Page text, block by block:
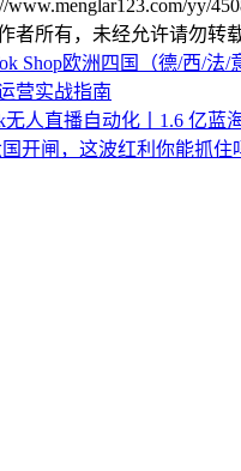
www.menglar123.com/yy/
者所有，未经允许请勿转载
Shop欧洲四国（德/西/法
营实战指南
无人直播自动化丨1.6 亿蓝
开闸，这波红利你能抓住